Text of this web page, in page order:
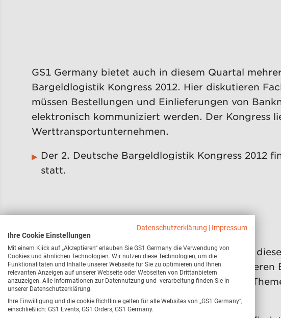
GS1 Germany bietet auch in diesem Quartal
Bargeldlogistik Kongress 2012. Hier diskutieren
müssen Bestellungen und Einlieferungen von
elektronisch kommuniziert werden. Der Kongress
Werttransportunternehmen.
Der 2. Deutsche Bargeldlogistik Kongress 2012
statt.
Der Handelslogistik Kongress „Log 2011“ wird
Markenverband veranstaltet. Auf ihm
Handel. Darüber hinaus beeinflussen aktuelle
Handelslogistik in immer stärkerem Maße.
Datenschutzerklärung | Impressum
Ihre Cookie Einstellungen
Mit einem Klick auf „Akzeptieren“ erlauben Sie GS1 Germany die Verwendung von
Cookies und ähnlichen Technologien. Wir nutzen diese Technologien, um die
Funktionalitäten und Inhalte unserer Webseite für Sie zu optimieren und Ihnen
relevanten Anzeigen auf unserer Webseite oder Webseiten von Drittanbietern
anzuzeigen. Alle Informationen zur Datennutzung und -verarbeitung finden Sie in
unserer Datenschutzerklärung.
Ihre Einwilligung und die cookie Richtlinie gelten für alle Websites von „GS1 Germany“,
einschließlich: GS1 Events, GS1 Orders, GS1 Germany.